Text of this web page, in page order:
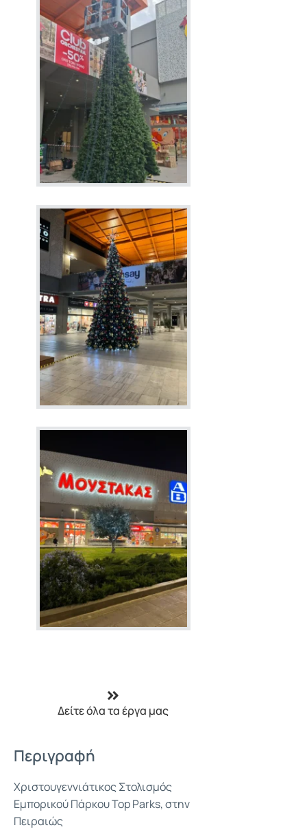
Περιγραφή
Χριστουγεννιάτικος Στολισμός
Εμπορικού Πάρκου Top Parks, στην
Πειραιώς
Δείτε όλα τα έργα μας